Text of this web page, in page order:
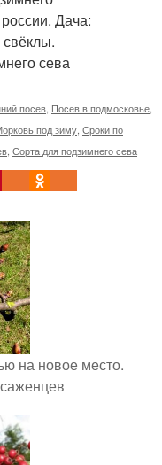
посев Посев в подмосковье
под зиму Сроки по
Сорта для подзимнего сева
на новое место.